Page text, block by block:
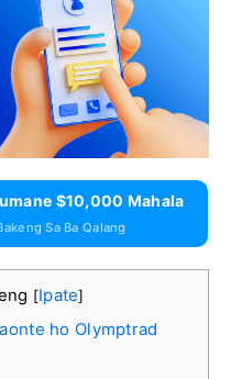
$10,000 Mahala
Sa Ba Qalang
[Ipate]
ho Olymptrad